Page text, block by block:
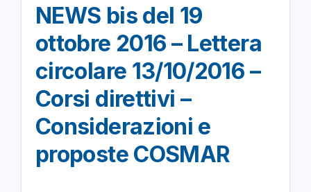
NEWS bis del 19
ottobre 2016 – Lettera
circolare 13/10/2016 –
Corsi direttivi –
Considerazioni e
proposte COSMAR